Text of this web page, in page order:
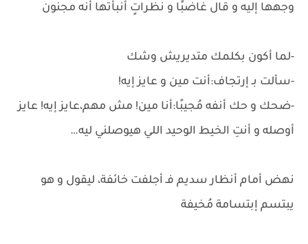
وجهها إليه و قال غاضبًا و نظراتٍ أنبأتها أنه مجنون
-لما أكون بكلمك متديريش وشك
-سألت بـ إرتجاف:أنت مين و عايز إيه!
-ضحك و حك أنفه مُجيبًا:أنا مين! مش مهم،عايز إيه! عايز
أوصله و أنتِ الخيط الوحيد اللي هيوصلني ليه…
نهض أمام أنظار سديم فـ أجلفت خائفة، ليقول و هو
يبتسم إبتسامة مُخيفة